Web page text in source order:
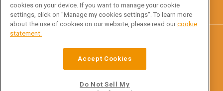
cookies on your device. If you want to manage your cookie
settings, click on "Manage my cookies settings". To learn more
about the use of cookies on our website, please read ourcookie
statement.
Accept Cookies
Do Not Sell My